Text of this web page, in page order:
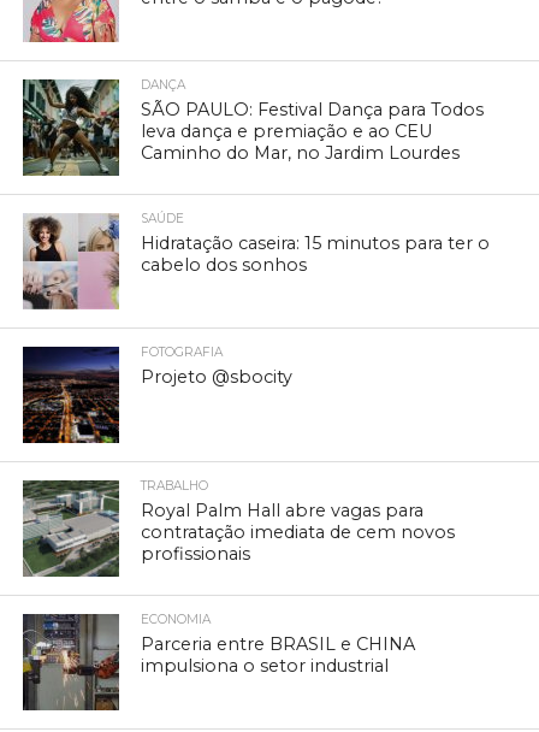
DANÇA
SÃO PAULO: Festival Dança para Todos
leva dança e premiação e ao CEU
Caminho do Mar, no Jardim Lourdes
SAÚDE
Hidratação caseira: 15 minutos para ter o
cabelo dos sonhos
FOTOGRAFIA
Projeto @sbocity
TRABALHO
Royal Palm Hall abre vagas para
contratação imediata de cem novos
profissionais
ECONOMIA
Parceria entre BRASIL e CHINA
impulsiona o setor industrial